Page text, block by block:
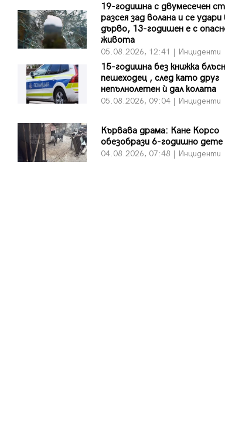
19-годишна с двумесечен
разсея зад волана и се удари
дърво, 13-годишен е с
живота
05.08.2026, 12:41 | Инциденти
15-годишна без книжка
пешеходец , след като друг
непълнолетен ѝ дал колата
05.08.2026, 09:04 | Инциденти
Кървава драма: Кане Корсо
обезобрази 6-годишно дете
04.08.2026, 07:48 | Инциденти